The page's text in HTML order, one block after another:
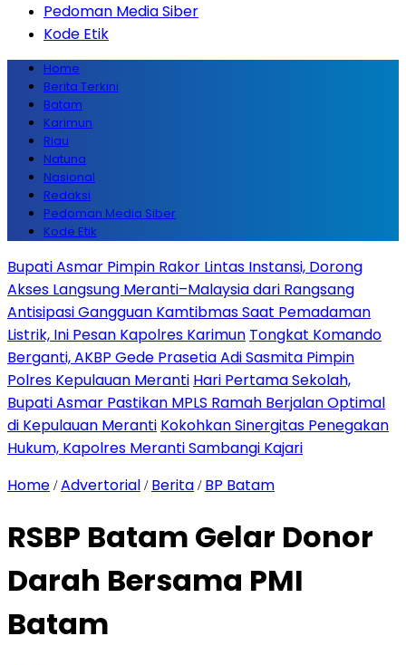
Pedoman Media Siber
Kode Etik
Home
Berita Terkini
Batam
Karimun
Riau
Natuna
Nasional
Redaksi
Pedoman Media Siber
Kode Etik
Bupati Asmar Pimpin Rakor Lintas Instansi, Dorong
Akses Langsung Meranti–Malaysia dari Rangsang
Antisipasi Gangguan Kamtibmas Saat Pemadaman
Listrik, Ini Pesan Kapolres Karimun Tongkat Komando
Berganti, AKBP Gede Prasetia Adi Sasmita Pimpin
Polres Kepulauan Meranti Hari Pertama Sekolah,
Bupati Asmar Pastikan MPLS Ramah Berjalan Optimal
di Kepulauan Meranti Kokohkan Sinergitas Penegakan
Hukum, Kapolres Meranti Sambangi Kajari
Home /Advertorial / Berita / BP Batam
RSBP Batam Gelar Donor
Darah Bersama PMI
Batam